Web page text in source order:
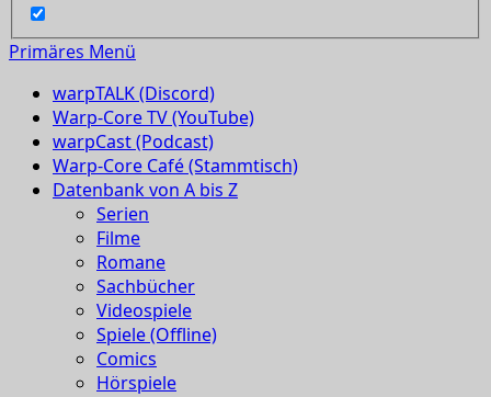
Primäres Menü
warpTALK (Discord)
Warp-Core TV (YouTube)
warpCast (Podcast)
Warp-Core Café (Stammtisch)
Datenbank von A bis Z
Serien
Filme
Romane
Sachbücher
Videospiele
Spiele (Offline)
Comics
Hörspiele